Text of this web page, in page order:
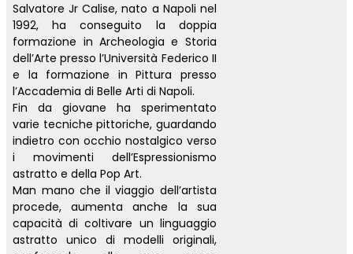
Salvatore Jr Calise, nato a Napoli nel
1992, ha conseguito la doppia
formazione in Archeologia e Storia
dell’Arte presso l’Università Federico II
e la formazione in Pittura presso
l’Accademia di Belle Arti di Napoli.
Fin da giovane ha sperimentato
varie tecniche pittoriche, guardando
indietro con occhio nostalgico verso
i movimenti dell’Espressionismo
astratto e della Pop Art.
Man mano che il viaggio dell’artista
procede, aumenta anche la sua
capacità di coltivare un linguaggio
astratto unico di modelli originali,